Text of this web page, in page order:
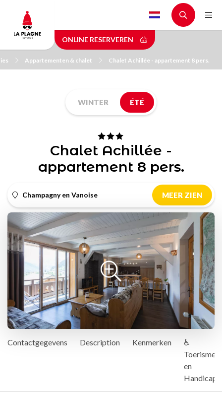
main
content
ONLINE RESERVEREN
Appartementen & chalet Chalet Achillée - appartement 8 pers.
WINTER ÉTÉ
Chalet Achillée -
appartement 8 pers.
Champagny en Vanoise MEER ZIEN
Contactgegevens Description Kenmerken
♿
Toerisme
en
Handicap